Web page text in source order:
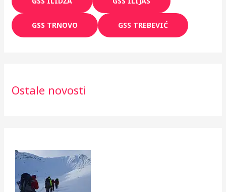
GSS TRNOVO GSS TREBEVIĆ
Ostale novosti